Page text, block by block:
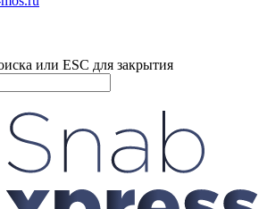
или ESC для закрытия